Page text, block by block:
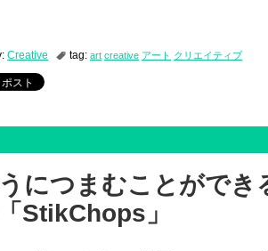
Creative tag: art creative アート クリエイティブ
につまむことがで
StikChops」